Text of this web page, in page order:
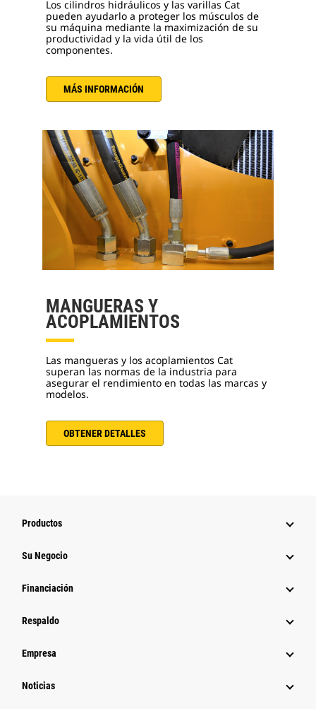
Los cilindros hidráulicos y las varillas Cat
pueden ayudarlo a proteger los músculos de
su máquina mediante la maximización de su
productividad y la vida útil de los
componentes.
MÁS INFORMACIÓN
MANGUERAS Y
ACOPLAMIENTOS
Las mangueras y los acoplamientos Cat
superan las normas de la industria para
asegurar el rendimiento en todas las marcas y
modelos.
OBTENER DETALLES
Productos
Su Negocio
Financiación
Respaldo
Empresa
Noticias